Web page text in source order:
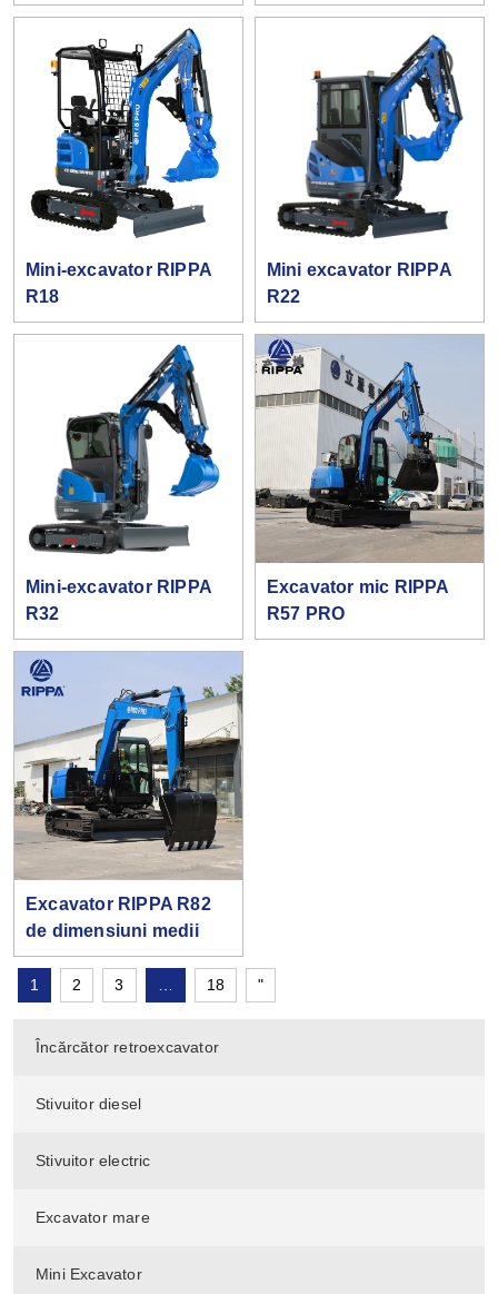
Încărcător retroexcavator
Stivuitor diesel
Stivuitor electric
Excavator mare
Mini Excavator
Mini-excavator RIPPA
R18
Mini excavator RIPPA
R22
Mini-excavator RIPPA
R32
Excavator mic RIPPA
R57 PRO
Excavator RIPPA R82
de dimensiuni medii
1 2 3 … 18 "